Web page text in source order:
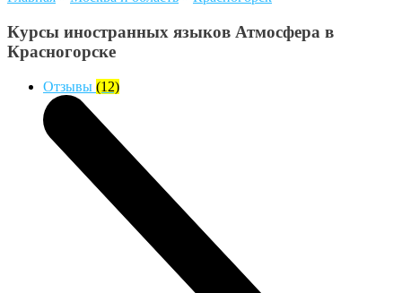
Курсы иностранных языков Атмосфера в
Красногорске
Отзывы (12)